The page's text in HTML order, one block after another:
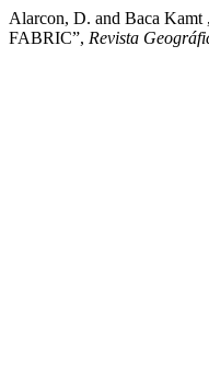
Alarcon, D. and Baca
FABRIC”, Revista